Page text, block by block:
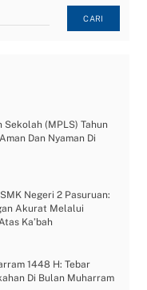
CARI
(MPLS) Tahun
Dan Nyaman Di
Negeri 2 Pasuruan:
Akurat Melalui
Ka’bah
1448 H: Tebar
Di Bulan Muharram